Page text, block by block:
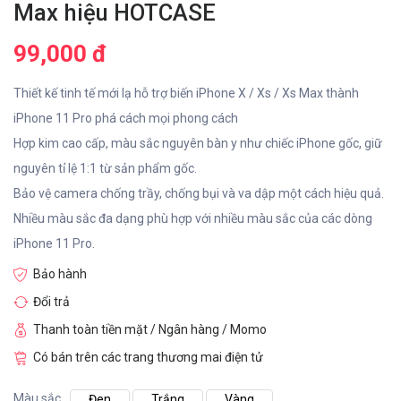
Max hiệu HOTCASE
99,000 đ
Thiết kế tinh tế mới lạ hỗ trợ biến iPhone X / Xs / Xs Max thành
iPhone 11 Pro phá cách mọi phong cách
Hợp kim cao cấp, màu sắc nguyên bàn y như chiếc iPhone gốc, giữ
nguyên tỉ lệ 1:1 từ sản phẩm gốc.
Bảo vệ camera chống trầy, chống bụi và va dập một cách hiệu quả.
Nhiều màu sắc đa dạng phù hợp với nhiều màu sắc của các dòng
iPhone 11 Pro.
Bảo hành
Đổi trả
Thanh toàn tiền mặt / Ngân hàng / Momo
Có bán trên các trang thương mai điện tử